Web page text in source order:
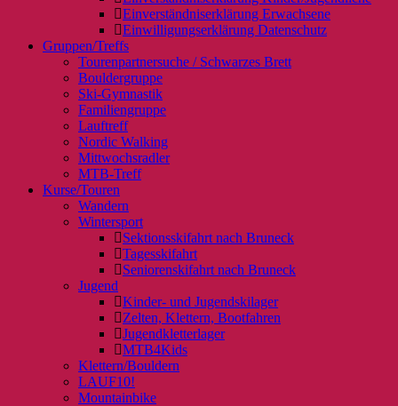
Einverständniserklärung Erwachsene
Einwilligungserklärung Datenschutz
Gruppen/Treffs
Tourenpartnersuche / Schwarzes Brett
Bouldergruppe
Ski-Gymnastik
Familiengruppe
Lauftreff
Nordic Walking
Mittwochsradler
MTB-Treff
Kurse/Touren
Wandern
Wintersport
Sektionsskifahrt nach Bruneck
Tagesskifahrt
Seniorenskifahrt nach Bruneck
Jugend
Kinder- und Jugendskilager
Zelten, Klettern, Bootfahren
Jugendkletterlager
MTB4Kids
Klettern/Bouldern
LAUF10!
Mountainbike